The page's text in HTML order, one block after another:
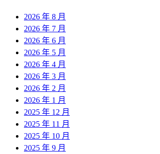
2026 年 8 月
2026 年 7 月
2026 年 6 月
2026 年 5 月
2026 年 4 月
2026 年 3 月
2026 年 2 月
2026 年 1 月
2025 年 12 月
2025 年 11 月
2025 年 10 月
2025 年 9 月